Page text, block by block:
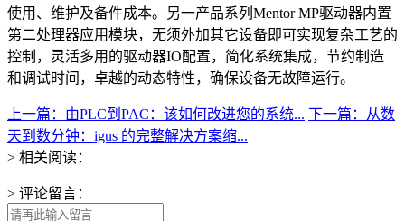
使用、维护及备件成本。另一产品系列Mentor MP驱动器内置
第二处理器应用模块，无须外加其它设备即可实现复杂工艺的
控制，灵活多用的驱动器IO配置，简化系统集成，节约制造
和调试时间，卓越的动态特性，确保设备无故障运行。
上一篇：由PLC到PAC：该如何改进您的系统... 下一篇：从数
天到数分钟：igus 的完整解决方案缩...
> 相关阅读：
> 评论留言：